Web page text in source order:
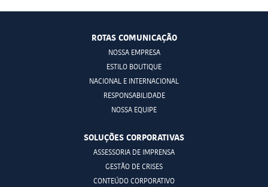
ROTAS COMUNICAÇÃO
NOSSA EMPRESA
ESTILO BOUTIQUE
NACIONAL E INTERNACIONAL
RESPONSABILIDADE
NOSSA EQUIPE
SOLUÇÕES CORPORATIVAS
ASSESSORIA DE IMPRENSA
GESTÃO DE CRISES
CONTEÚDO CORPORATIVO